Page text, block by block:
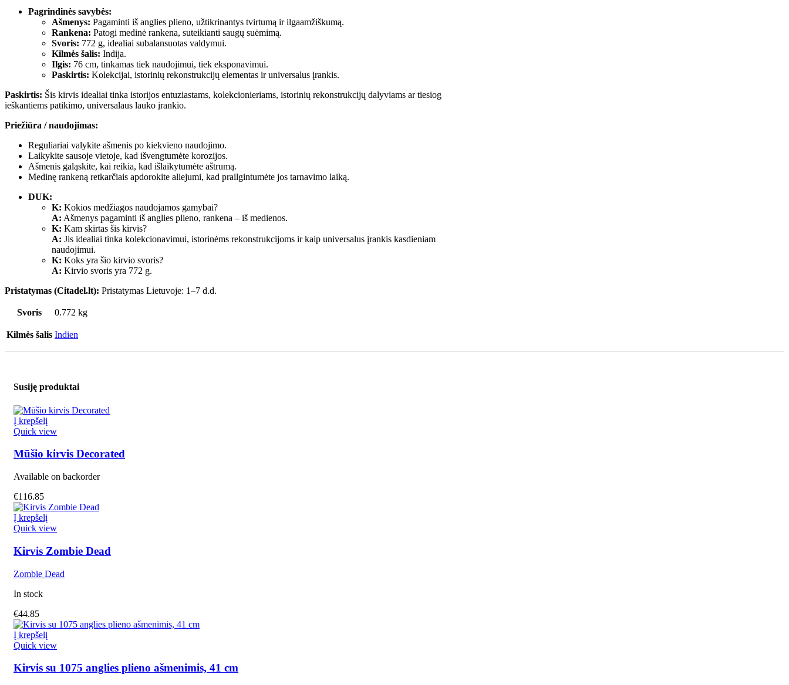
Pagrindinės savybės:
Ašmenys: Pagaminti iš anglies plieno, užtikrinantys tvirtumą ir ilgaamžiškumą.
Rankena: Patogi medinė rankena, suteikianti saugų suėmimą.
Svoris: 772 g, idealiai subalansuotas valdymui.
Kilmės šalis: Indija.
Ilgis: 76 cm, tinkamas tiek naudojimui, tiek eksponavimui.
Paskirtis: Kolekcijai, istorinių rekonstrukcijų elementas ir universalus įrankis.
Paskirtis: Šis kirvis idealiai tinka istorijos entuziastams, kolekcionieriams, istorinių rekonstrukcijų dalyviams ar tiesiog
ieškantiems patikimo, universalaus lauko įrankio.
Priežiūra / naudojimas:
Reguliariai valykite ašmenis po kiekvieno naudojimo.
Laikykite sausoje vietoje, kad išvengtumėte korozijos.
Ašmenis galąskite, kai reikia, kad išlaikytumėte aštrumą.
Medinę rankeną retkarčiais apdorokite aliejumi, kad prailgintumėte jos tarnavimo laiką.
DUK:
K: Kokios medžiagos naudojamos gamybai?
A: Ašmenys pagaminti iš anglies plieno, rankena – iš medienos.
K: Kam skirtas šis kirvis?
A: Jis idealiai tinka kolekcionavimui, istorinėms rekonstrukcijoms ir kaip universalus įrankis kasdieniam
naudojimui.
K: Koks yra šio kirvio svoris?
A: Kirvio svoris yra 772 g.
Pristatymas (Citadel.lt): Pristatymas Lietuvoje: 1–7 d.d.
Svoris 0.772 kg
Kilmės šalis Indien
Susiję produktai
Į krepšelį
Quick view
Mūšio kirvis Decorated
Available on backorder
€116.85
Į krepšelį
Quick view
Kirvis Zombie Dead
Zombie Dead
In stock
€44.85
Į krepšelį
Quick view
Kirvis su 1075 anglies plieno ašmenimis, 41 cm